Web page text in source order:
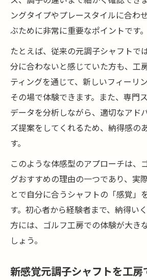
ゴルフ工房で調子の悩み
ト
シャフト選びの迷いは工
工房で見極める新感覚元
ゴルフ工房で調子改善へ
フィッティングで調子の
法
飛距離と安定性を両立するシ
元調子シャフトで実現す
飛距離アップの秘訣は工
安定性重視の方に工房が
方
工房ならではのカスタムフ
ングタイプやプレースタイルに合わ
ぶために非常に重要なポイントです。
たとえば、従来の元調子シャフトで
分に合わないと感じていた方も、工
ティングを通じて、新しいフィーリ
その場で体験できます。また、専門
データを分析しながら、適切なアド
ズ提案をしてくれるため、納得感の
す。
このような体感型のアプローチは、
グおすすめの理由の一つであり、実
とで自分に合うシャフトの「感覚」
す。初心者から経験者まで、納得い
方には、ゴルフ工房での体験が大き
しょう。
新感覚元調子シャフトを工房